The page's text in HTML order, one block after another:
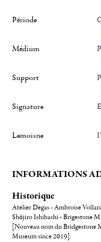
Période
Médium
Support
Signature
Lemoisne
INFORMATIONS
Historique
Atelier Degas - Ambroise
Shôjiro Ishibashi - Brigestone
[Nouveau nom du Bridgestone
Museum since 2019].